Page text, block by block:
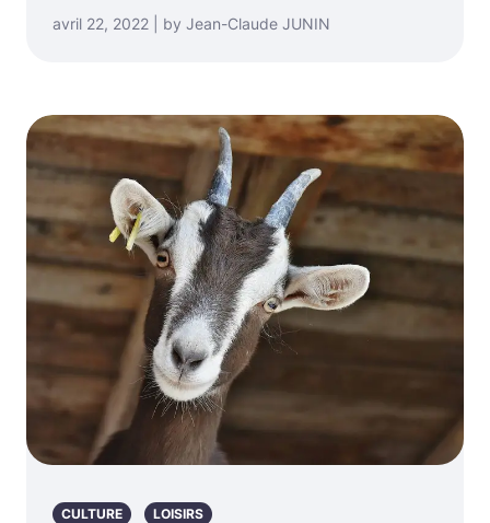
avril 22, 2022 | by Jean-Claude JUNIN
CULTURE LOISIRS